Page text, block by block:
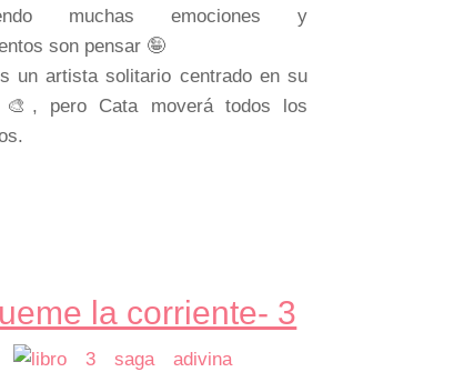
muchas emociones y
son pensar 🤪
un artista solitario centrado en su
🎨, pero Cata moverá todos los
la corriente- 3